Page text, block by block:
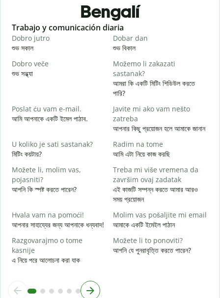
Bengalí
Slide 1 of 6
Trabajo y comunicación diaria
Dobro jutro
শুভ সকাল
Dobar dan
শুভ বিকাল
Dobro veče
শুভ সন্ধ্যা
Možemo li zakazati
sastanak?
আমরা কি একটি মিটিং শিডিউল করতে
পারি?
Poslat ću vam e-mail.
আমি আপনাকে একটি ইমেল পাঠাব.
Javite mi ako vam nešto
zatreba
আপনার কিছু প্রয়োজন হলে আমাকে জানান
U koliko je sati sastanak?
মিটিং কয়টায়?
Radim na tome
আমি এটা নিয়ে কাজ করছি
Možete li, molim vas,
pojasniti?
আপনি কি স্পষ্ট করতে পারেন?
Treba mi više vremena da
završim ovaj zadatak
এই কাজটি সম্পন্ন করতে আমার আরও
সময় প্রয়োজন
Hvala vam na pomoći!
আপনার সাহায্যের জন্য আপনাকে ধন্যবাদ!
Molim vas pošaljite mi email
আমাকে একটি ইমেইল পাঠান
Razgovarajmo o tome
kasnije
এ নিয়ে পরে আলোচনা করা যাক
Možete li to ponoviti?
আপনি যে পুনরাবৃত্তি করতে পারেন?